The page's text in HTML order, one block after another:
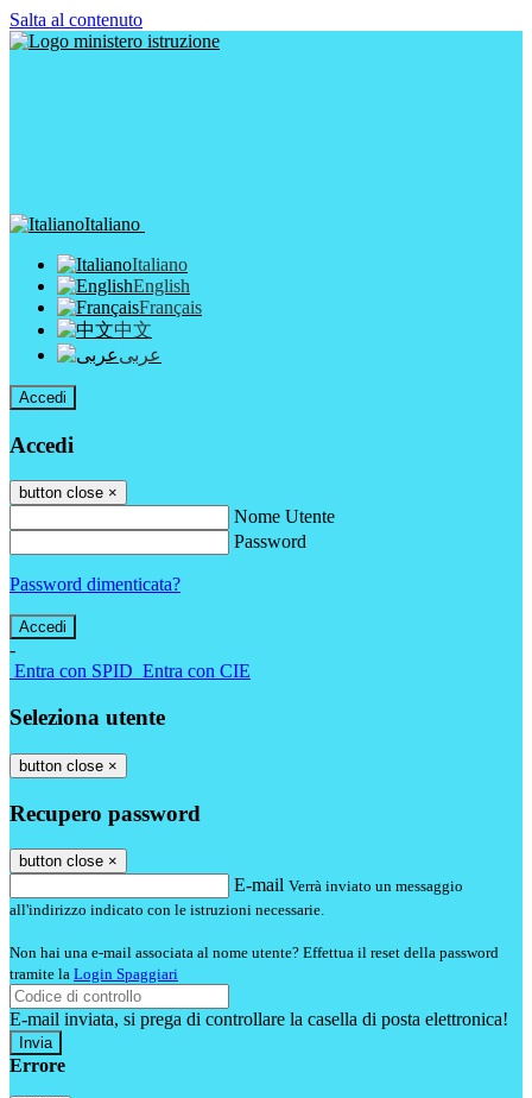
Salta al contenuto
Italiano
Italiano
English
Français
中文
عربى
Accedi
Accedi
button close ×
Nome Utente
Password
Password dimenticata?
-
Entra con SPID Entra con CIE
Seleziona utente
button close ×
Recupero password
button close ×
E-mail Verrà inviato un messaggio
all'indirizzo indicato con le istruzioni necessarie.
Non hai una e-mail associata al nome utente? Effettua il reset della password
tramite la Login Spaggiari
E-mail inviata, si prega di controllare la casella di posta elettronica!
Errore